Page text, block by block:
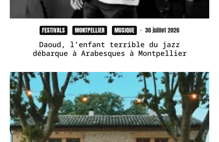
FESTIVALS MONTPELLIER MUSIQUE · 30 juillet 2026
Daoud, l’enfant terrible du jazz
débarque à Arabesques à Montpellier